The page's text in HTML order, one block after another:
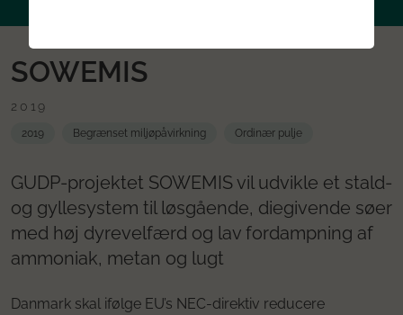
SOWEMIS
2019
2019 Begrænset miljøpåvirkning Ordinær pulje
GUDP-projektet SOWEMIS vil udvikle et stald-
og gyllesystem til løsgående, diegivende søer
med høj dyrevelfærd og lav fordampning af
ammoniak, metan og lugt
Danmark skal ifølge EU’s NEC-direktiv reducere